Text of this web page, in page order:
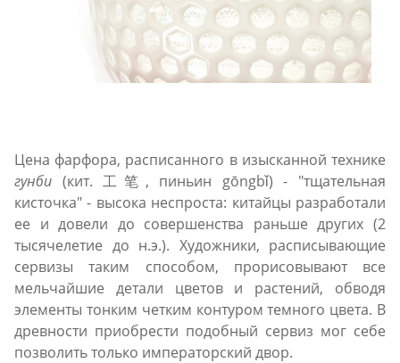
Цена фарфора, расписанного в изысканной технике
гунби (кит. 工笔, пиньин gōngbǐ) - "тщательная
кисточка" - высока неспроста: китайцы разработали
ее и довели до совершенства раньше других (2
тысячелетие до н.э.). Художники, расписывающие
сервизы таким способом, прорисовывают все
мельчайшие детали цветов и растений, обводя
элементы тонким четким контуром темного цвета. В
древности приобрести подобный сервиз мог себе
позволить только императорский двор.